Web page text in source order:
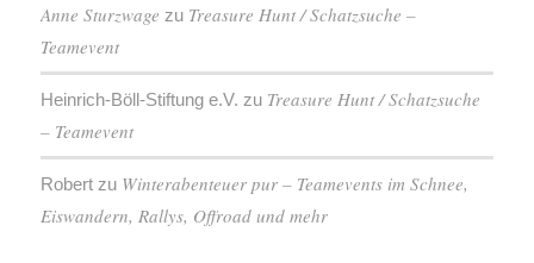
Anne Sturzwage zu Treasure Hunt / Schatzsuche –
Teamevent
Heinrich-Böll-Stiftung e.V. zu Treasure Hunt / Schatzsuche
– Teamevent
Robertzu Winterabenteuer pur – Teamevents im Schnee,
Eiswandern, Rallys, Offroad und mehr